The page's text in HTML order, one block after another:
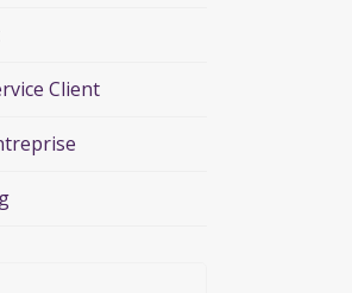
Client